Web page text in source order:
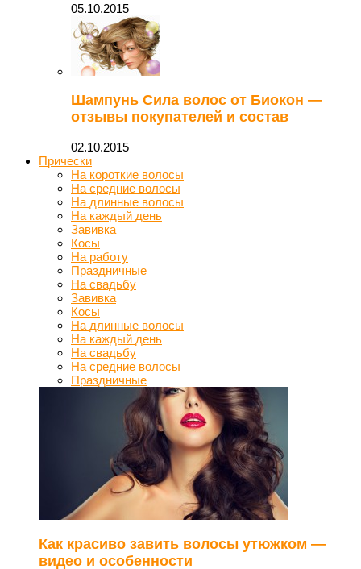
05.10.2015
Шампунь Сила волос от Биокон —
отзывы покупателей и состав
02.10.2015
Прически
На короткие волосы
На средние волосы
На длинные волосы
На каждый день
Завивка
Косы
На работу
Праздничные
На свадьбу
Завивка
Косы
На длинные волосы
На каждый день
На свадьбу
На средние волосы
Праздничные
Как красиво завить волосы утюжком —
видео и особенности